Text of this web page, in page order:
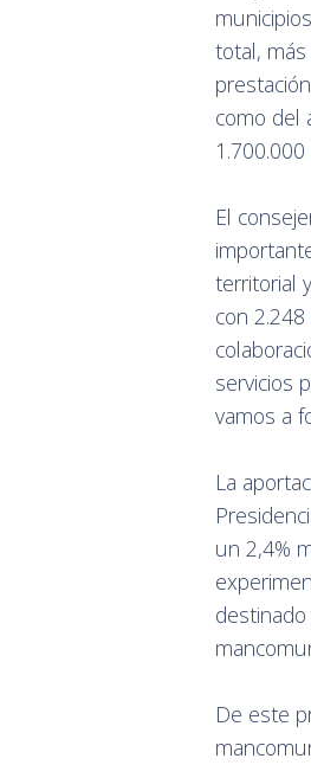
total,
como del
El
territorial
con
servicios
vamos a
La
un 2,4%
De este